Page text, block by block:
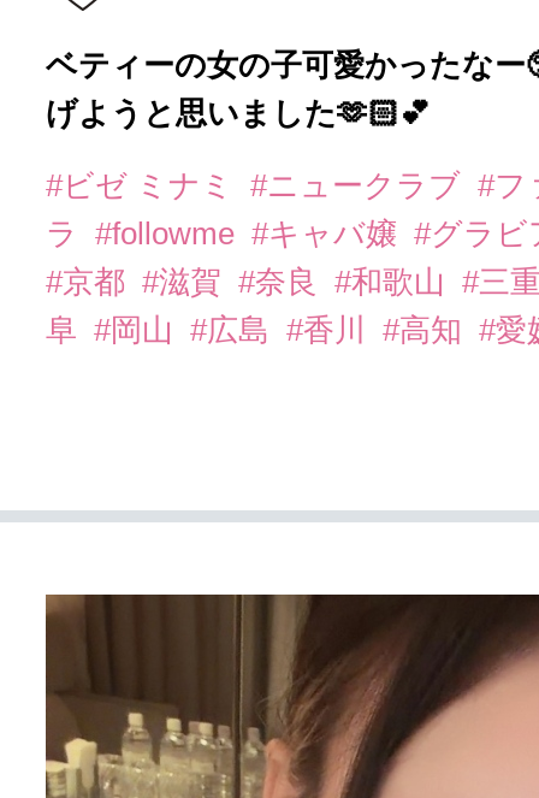
ベティーの女の子可愛かったなー
げようと思いました🫶🏻💕
#ビゼ ミナミ #ニュークラブ #フ
ラ
#followme #キャバ嬢 #グラ
#京都 #滋賀 #奈良 #和歌山
#三
阜 #岡山 #広島 #香川 #高知 #愛